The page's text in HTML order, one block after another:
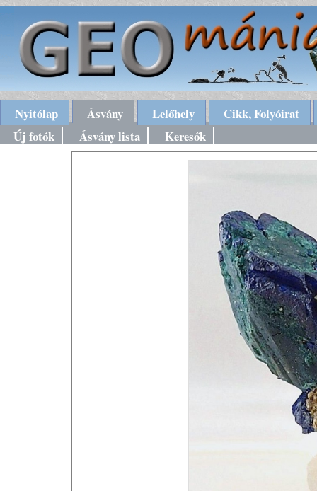
Nyitólap Ásvány Lelőhely
Cikk, Folyóirat
Új fotók
Ásvány lista Keresők